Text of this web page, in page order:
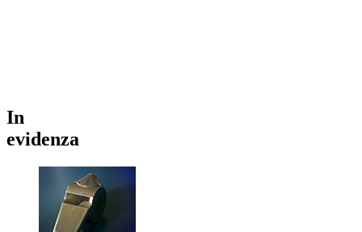
In
evidenza